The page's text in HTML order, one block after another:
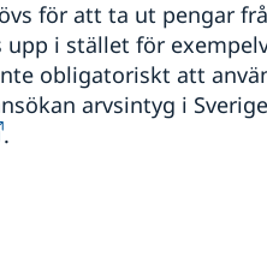
för att ta ut pengar
i stället för
obligatoriskt att
arvsintyg i
.